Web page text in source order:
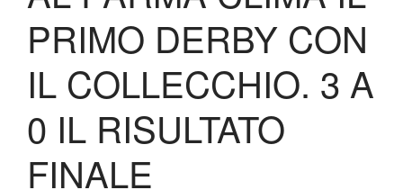
Codice di Condotta
Palmares
Maglie Ritirate
Squadra
Partners
PRIMO DERBY CON
IL COLLECCHIO. 3 A
0 IL RISULTATO
FINALE